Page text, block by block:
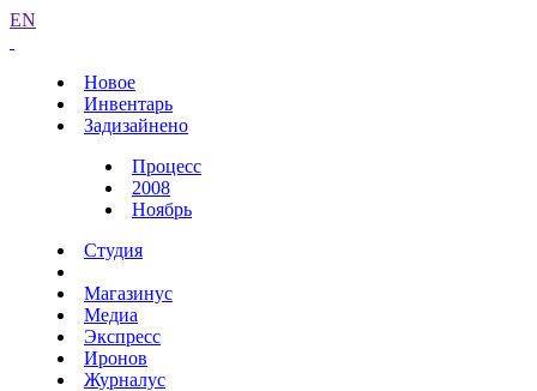
EN
Новое
Инвентарь
Задизайнено
Процесс
2008
Ноябрь
Студия
Магазинус
Медиа
Экспресс
Иронов
Журналус